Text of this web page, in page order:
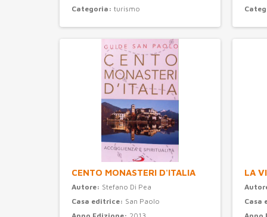
Categoria: turismo
CENTO MONASTERI D'ITALIA
Autore: Stefano Di Pea
Casa editrice: San Paolo
LA
Casa